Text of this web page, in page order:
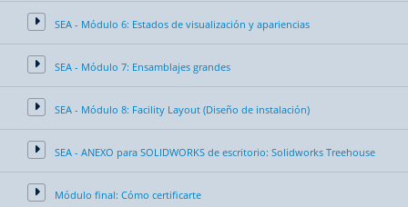
SEA - Módulo 6: Estados de visualización y apariencias
SEA - Módulo 7: Ensamblajes grandes
SEA - Módulo 8: Facility Layout (Diseño de instalación)
SEA - ANEXO para SOLIDWORKS de escritorio: Solidworks Treehouse
Módulo final: Cómo certificarte